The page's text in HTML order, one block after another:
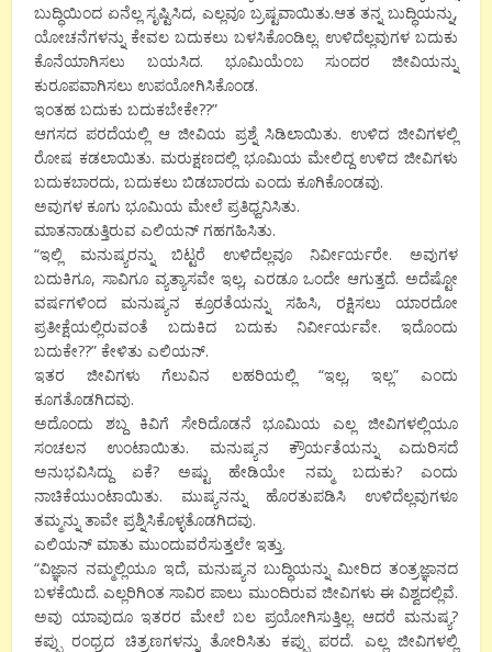
ಬುದ್ಧಿಯಿಂದ ಏನೆಲ್ಲ ಸೃಷ್ಟಿಸಿದ, ಎಲ್ಲವೂ ಬ್ರಷ್ಟವಾಯಿತು.ಆತ ತನ್ನ ಬುದ್ಧಿಯನ್ನು,
ಯೋಚನೆಗಳನ್ನು ಕೇವಲ ಬದುಕಲು ಬಳಸಿಕೊಂಡಿಲ್ಲ. ಉಳಿದೆಲ್ಲವುಗಳ ಬದುಕು
ಕೊನೆಯಾಗಿಸಲು ಬಯಸಿದ. ಭೂಮಿಯೆಂಬ ಸುಂದರ ಜೀವಿಯನ್ನು
ಕುರೂಪವಾಗಿಸಲು ಉಪಯೋಗಿಸಿಕೊಂಡ.
ಇಂತಹ ಬದುಕು ಬದುಕಬೇಕೇ??”
ಆಗಸದ ಪರದೆಯಲ್ಲಿ ಆ ಜೀವಿಯ ಪ್ರಶ್ನೆ ಸಿಡಿಲಾಯಿತು. ಉಳಿದ ಜೀವಿಗಳಲ್ಲಿ
ರೋಷ ಕಡಲಾಯಿತು. ಮರುಕ್ಷಣದಲ್ಲಿ ಭೂಮಿಯ ಮೇಲಿದ್ದ ಉಳಿದ ಜೀವಿಗಳು
ಬದುಕಬಾರದು, ಬದುಕಲು ಬಿಡಬಾರದು ಎಂದು ಕೂಗಿಕೊಂಡವು.
ಅವುಗಳ ಕೂಗು ಭೂಮಿಯ ಮೇಲೆ ಪ್ರತಿಧ್ವನಿಸಿತು.
ಮಾತನಾಡುತ್ತಿರುವ ಎಲಿಯನ್ ಗಹಗಹಿಸಿತು.
“ಇಲ್ಲಿ ಮನುಷ್ಯರನ್ನು ಬಿಟ್ಟರೆ ಉಳಿದೆಲ್ಲವೂ ನಿರ್ವೀರ್ಯರೇ. ಅವುಗಳ
ಬದುಕಿಗೂ, ಸಾವಿಗೂ ವ್ಯತ್ಯಾಸವೇ ಇಲ್ಲ, ಎರಡೂ ಒಂದೇ ಆಗುತ್ತದೆ. ಅದೆಷ್ಟೋ
ವರ್ಷಗಳಿಂದ ಮನುಷ್ಯನ ಕ್ರೂರತೆಯನ್ನು ಸಹಿಸಿ, ರಕ್ಷಿಸಲು ಯಾರದೋ
ಪ್ರತೀಕ್ಷೆಯಲ್ಲಿರುವಂತೆ ಬದುಕಿದ ಬದುಕು ನಿರ್ವೀರ್ಯವೇ. ಇದೊಂದು
ಬದುಕೇ??” ಕೇಳಿತು ಎಲಿಯನ್.
ಇತರ ಜೀವಿಗಳು ಗೆಲುವಿನ ಲಹರಿಯಲ್ಲಿ “ಇಲ್ಲ, ಇಲ್ಲ” ಎಂದು
ಕೂಗತೊಡಗಿದವು.
ಅದೊಂದು ಶಬ್ದ ಕಿವಿಗೆ ಸೇರಿದೊಡನೆ ಭೂಮಿಯ ಎಲ್ಲ ಜೀವಿಗಳಲ್ಲಿಯೂ
ಸಂಚಲನ ಉಂಟಾಯಿತು. ಮನುಷ್ಯನ ಕ್ರೌರ್ಯತೆಯನ್ನು ಎದುರಿಸದೆ
ಅನುಭವಿಸಿದ್ದು ಏಕೆ? ಅಷ್ಟು ಹೇಡಿಯೇ ನಮ್ಮ ಬದುಕು? ಎಂದು
ನಾಚಿಕೆಯುಂಟಾಯಿತು. ಮುಷ್ಯನನ್ನು ಹೊರತುಪಡಿಸಿ ಉಳಿದೆಲ್ಲವುಗಳೂ
ತಮ್ಮನ್ನು ತಾವೇ ಪ್ರಶ್ನಿಸಿಕೊಳ್ಳತೊಡಗಿದವು.
ಎಲಿಯನ್ ಮಾತು ಮುಂದುವರೆಸುತ್ತಲೇ ಇತ್ತು.
“ವಿಜ್ಞಾನ ನಮ್ಮಲ್ಲಿಯೂ ಇದೆ, ಮನುಷ್ಯನ ಬುದ್ಧಿಯನ್ನು ಮೀರಿದ ತಂತ್ರಜ್ಞಾನದ
ಬಳಕೆಯಿದೆ. ಎಲ್ಲರಿಗಿಂತ ಸಾವಿರ ಪಾಲು ಮುಂದಿರುವ ಜೀವಿಗಳು ಈ ವಿಶ್ವದಲ್ಲಿವೆ.
ಅವು ಯಾವುದೂ ಇತರರ ಮೇಲೆ ಬಲ ಪ್ರಯೋಗಿಸುತ್ತಿಲ್ಲ. ಆದರೆ ಮನುಷ್ಯ?
ಕಪ್ಪು ರಂಧ್ರದ ಚಿತ್ರಣಗಳನ್ನು ತೋರಿಸಿತು ಕಪ್ಪು ಪರದೆ. ಎಲ್ಲ ಜೀವಿಗಳಲ್ಲಿ